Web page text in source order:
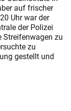
auf frischer
Uhr war der
der Polizei
zu
zu
gestellt und